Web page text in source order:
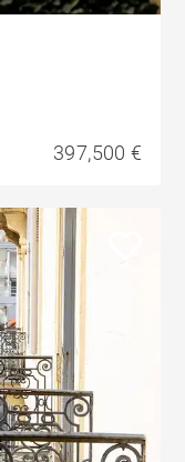
397,500 €